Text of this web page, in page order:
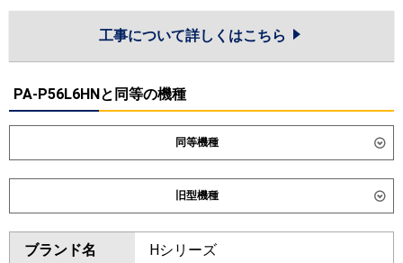
工事について詳しくはこちら
PA-P56L6HNと同等の機種
同等機種
ダイキン SZRG56CT SZRG56CNT
東芝 GWSA05613XU GWSA05613MUB
三菱電機 PLZ-ERMP56L6
旧型機種
ダイキン SZRG56BYT SZRG56BYNT
SZRG56BJT
ブランド名 Hシリーズ